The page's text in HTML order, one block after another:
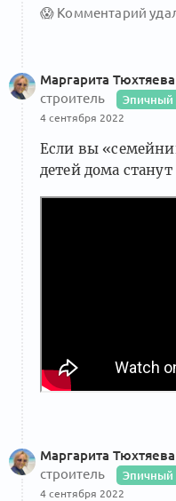
😱 Комментарий
Маргарита Тюхтяева
строитель
Эпичный
4 сентября 2022
Если вы
детей дома
Маргарита Тюхтяева
строитель
Эпичный
4 сентября 2022